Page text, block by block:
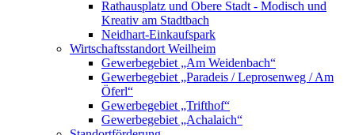
Rathausplatz und Obere Stadt - Modisch und
Kreativ am Stadtbach
Neidhart-Einkaufspark
Wirtschaftsstandort Weilheim
Gewerbegebiet „Am Weidenbach“
Gewerbegebiet „Paradeis / Leprosenweg / Am
Öferl“
Gewerbegebiet „Trifthof“
Gewerbegebiet „Achalaich“